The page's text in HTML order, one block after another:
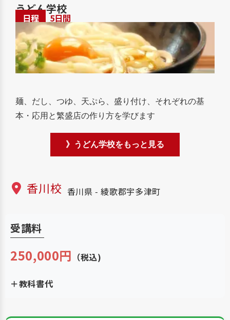
うどん学校
日程 5日間
麺、だし、つゆ、天ぷら、盛り付け、それぞれの基
本・応用と繁盛店の作り方を学びます
》うどん学校をもっと見る
香川校 香川県 - 綾歌郡宇多津町
受講料
250,000円 （税込)
＋教科書代